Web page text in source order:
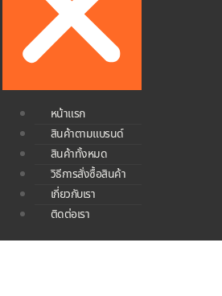
หน้าแรก
สินค้าตามแบรนด์
สินค้าทั้งหมด
วิธีการสั่งซื้อสินค้า
เกี่ยวกับเรา
ติดต่อเรา